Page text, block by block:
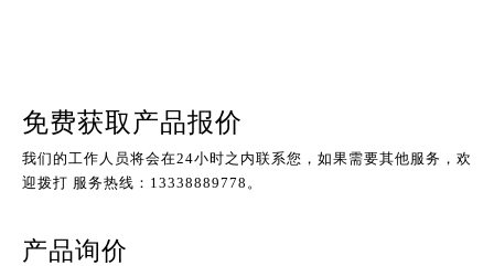
免费获取产品报价
我们的工作人员将会在24小时之内联系您，如果需要其他服务，欢
迎拨打 服务热线：13338889778。
产品询价